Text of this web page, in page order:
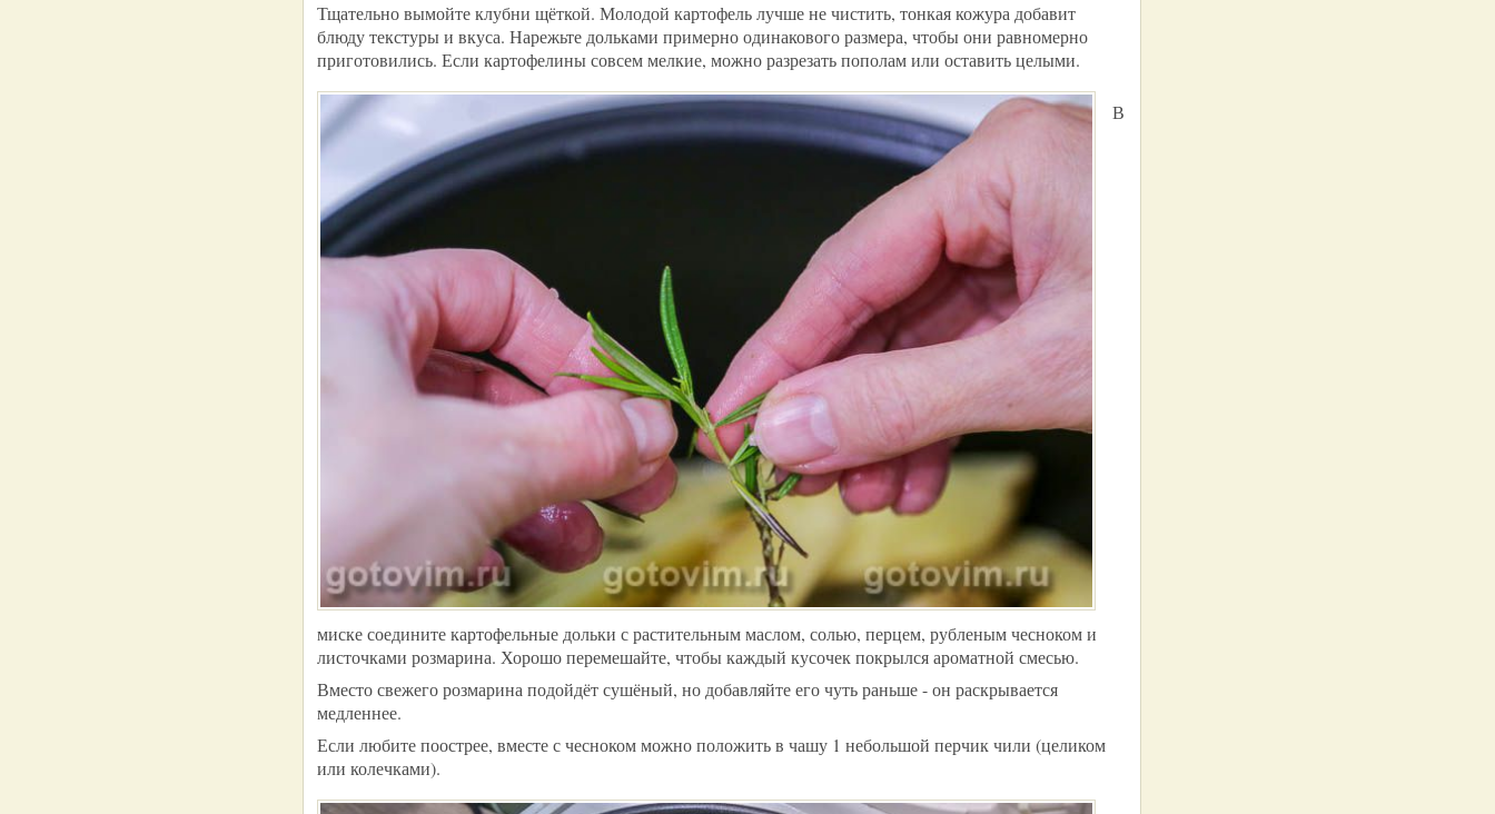
Тщательно вымойте клубни щёткой. Молодой картофель лучше не чистить, тонкая кожура добавит
блюду текстуры и вкуса. Нарежьте дольками примерно одинакового размера, чтобы они равномерно
приготовились. Если картофелины совсем мелкие, можно разрезать пополам или оставить целыми.
В
миске соедините картофельные дольки с растительным маслом, солью, перцем, рубленым чесноком и
листочками розмарина. Хорошо перемешайте, чтобы каждый кусочек покрылся ароматной смесью.
Вместо свежего розмарина подойдёт сушёный, но добавляйте его чуть раньше - он раскрывается
медленнее.
Если любите поострее, вместе с чесноком можно положить в чашу 1 небольшой перчик чили (целиком
или колечками).